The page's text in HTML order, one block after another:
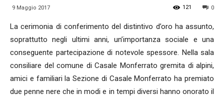
9 Maggio 2017 0
121
La cerimonia di conferimento del distintivo d’oro ha assunto,
soprattutto negli ultimi anni, un’importanza sociale e una
conseguente partecipazione di notevole spessore. Nella sala
consiliare del comune di Casale Monferrato gremita di alpini,
amici e familiari la Sezione di Casale Monferrato ha premiato
due penne nere che in modi e in tempi diversi hanno onorato il